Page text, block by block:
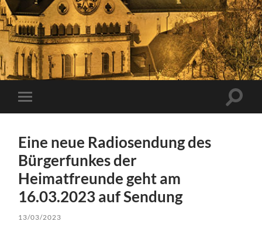
Mobile-
Menü
Eine neue Radiosendung des
Bürgerfunkes der
Heimatfreunde geht am
16.03.2023 auf Sendung
13/03/2023